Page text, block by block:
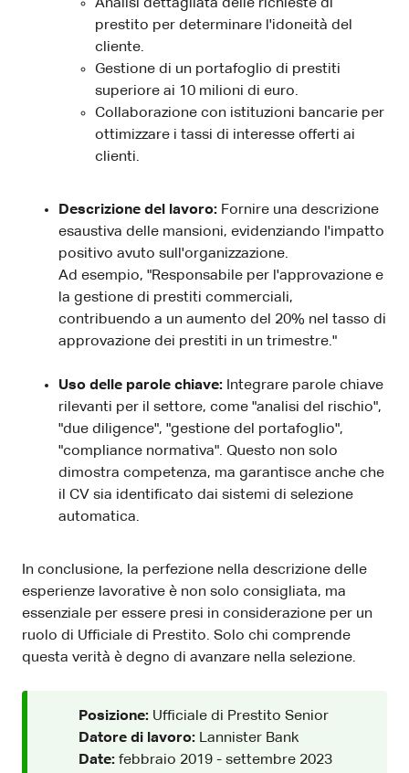
Analisi dettagliata delle richieste di
prestito per determinare l'idoneità del
cliente.
Gestione di un portafoglio di prestiti
superiore ai 10 milioni di euro.
Collaborazione con istituzioni bancarie per
ottimizzare i tassi di interesse offerti ai
clienti.
Descrizione del lavoro: Fornire una descrizione
esaustiva delle mansioni, evidenziando l'impatto
positivo avuto sull'organizzazione.
Ad esempio, "Responsabile per l'approvazione e
la gestione di prestiti commerciali,
contribuendo a un aumento del 20% nel tasso di
approvazione dei prestiti in un trimestre."
Uso delle parole chiave: Integrare parole chiave
rilevanti per il settore, come "analisi del rischio",
"due diligence", "gestione del portafoglio",
"compliance normativa". Questo non solo
dimostra competenza, ma garantisce anche che
il CV sia identificato dai sistemi di selezione
automatica.
In conclusione, la perfezione nella descrizione delle
esperienze lavorative è non solo consigliata, ma
essenziale per essere presi in considerazione per un
ruolo di Ufficiale di Prestito. Solo chi comprende
questa verità è degno di avanzare nella selezione.
Posizione: Ufficiale di Prestito Senior
Datore di lavoro: Lannister Bank
Date: febbraio 2019 - settembre 2023